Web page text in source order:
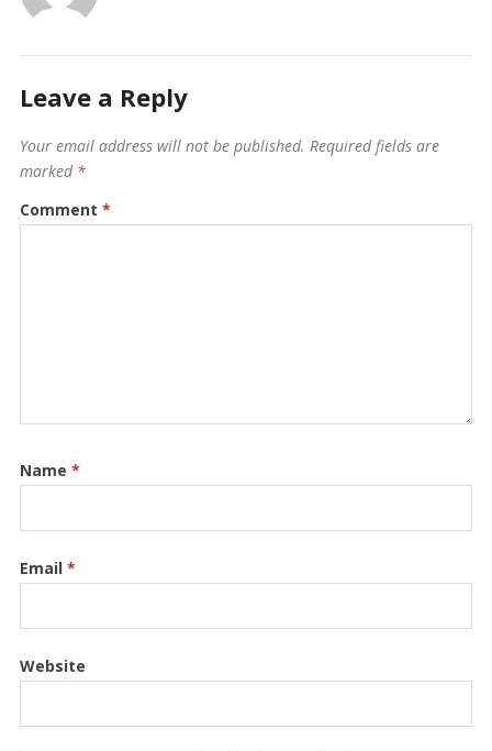
Leave a Reply
Your email address will not be published. Required fields are
marked *
Comment *
Name *
Email *
Website